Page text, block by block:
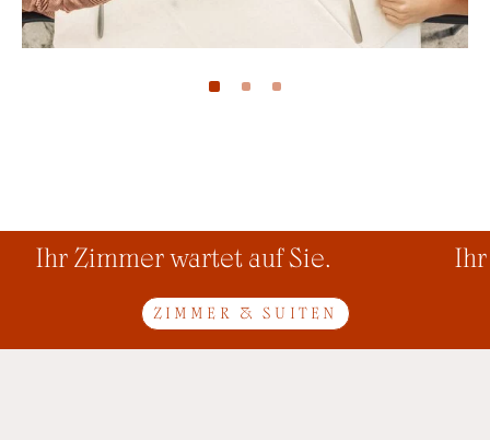
Ihr Zimmer wartet auf Sie. Ihr
ZIMMER & SUITEN